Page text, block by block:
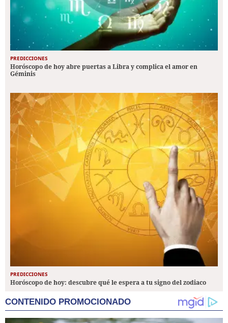
PREDICCIONES
Horóscopo de hoy abre puertas a Libra y complica el amor en
Géminis
PREDICCIONES
Horóscopo de hoy: descubre qué le espera a tu signo del zodiaco
CONTENIDO PROMOCIONADO